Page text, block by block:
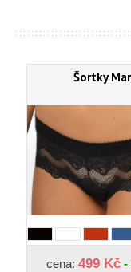
Šortky
cena: 499 Kč -